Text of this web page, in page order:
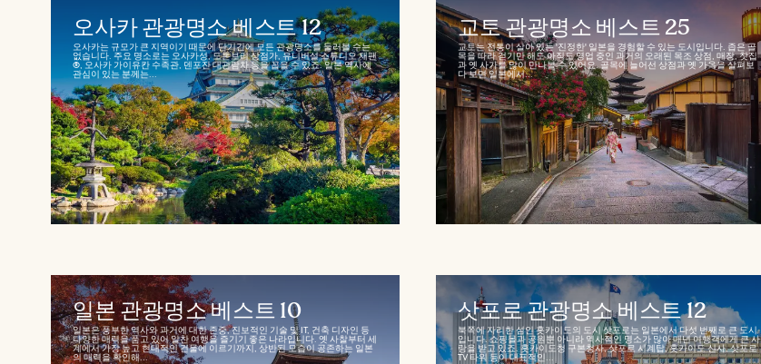
오사카 관광명소 베스트 12
오사카는 규모가 큰 지역이기 때문에 단기간에 모든 관광명소를 둘러볼 수는
없습니다. 주요 명소로는 오사카성, 도톤보리 상점가, 유니버설 스튜디오 재팬
®, 오사카 가이유칸 수족관, 덴포잔 대관람차 등을 꼽을 수 있죠. 일본 역사에
관심이 있는 분께는...
교토 관광명소 베스트 25
교토는 전통이 살아 있는 '진정한' 일본을 경험할 수 있는 도시입니다. 좁은 골
목을 따라 걷기만 해도 아직도 영업 중인 과거의 오래된 목조 상점, 매장, 찻집
과 옛 사가를 많이 만나볼 수 있어요. 골목에 늘어선 상점과 옛 가옥을 살펴보
다 보면 일본에서...
일본 관광명소 베스트 10
일본은 풍부한 역사와 과거에 대한 존중, 진보적인 기술 및 IT, 건축 디자인 등
다양한 매력을 품고 있어 알찬 여행을 즐기기 좋은 나라입니다. 옛 사찰부터 세
계에서 가장 높고 현대적인 건물에 이르기까지, 상반된 모습이 공존하는 일본
의 매력을 확인해...
삿포로 관광명소 베스트 12
북쪽에 자리한 섬인 홋카이도의 도시 삿포로는 일본에서 다섯 번째로 큰 도시
입니다. 쇼핑몰과 공원뿐 아니라 역사적인 명소가 많아 매년 여행객에게 큰 사
랑을 받고 있죠. 홋카이도청 구본청사, 삿포로 시계탑, 홋카이도 신사, 삿포로
TV 타워 등이 대표적인...